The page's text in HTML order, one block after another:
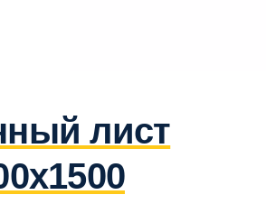
лист